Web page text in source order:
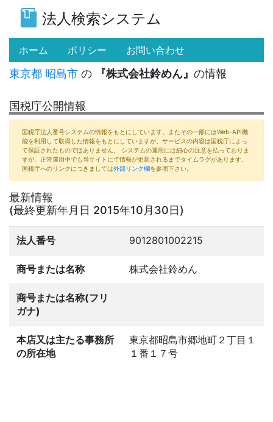
法人検索システム
ホーム (current)
ポリシー お問い合わせ
東京都 昭島市 の 『株式会社鈴めん』 の情報
国税庁公開情報
国税庁法人番号システムの情報をもとにしています。またその一部にはWeb-API機
能を利用して取得した情報をもとにしていますが、サービスの内容は国税庁によっ
て保証されたものではありません。 システムの運用には細心の注意を払っておりま
すが、正常運用中でも当サイトにて情報が更新されるまでタイムラグがあります。
国税庁へのリンクにつきましては外部リンク欄を参照下さい。
最新情報
(最終更新年月日 2015年10月30日)
法人番号 9012801002215
商号または名称 株式会社鈴めん
商号または名称(フリ
ガナ)
本店又は主たる事務所
の所在地
東京都昭島市郷地町２丁目１
１番１７号